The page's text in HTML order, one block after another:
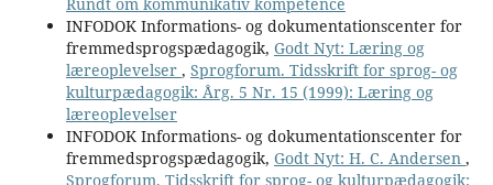
INFODOK Informations- og dokumentationscenter for
fremmedsprogspædagogik, Godt Nyt: Læring og
læreoplevelser , Sprogforum. Tidsskrift for sprog- og
kulturpædagogik: Årg. 5 Nr. 15 (1999): Læring og
læreoplevelser
INFODOK Informations- og dokumentationscenter for
fremmedsprogspædagogik, Godt Nyt: H. C. Andersen ,
Sprogforum. Tidsskrift for sprog- og kulturpædagogik: